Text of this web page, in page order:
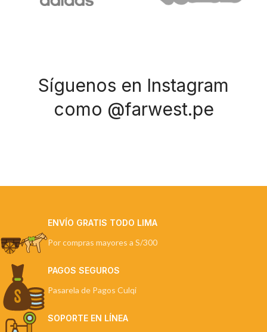
Síguenos en Instagram
como @farwest.pe
ENVÍO GRATIS TODO LIMA
Por compras mayores a S/300
PAGOS SEGUROS
Pasarela de Pagos Culqi
SOPORTE EN LÍNEA